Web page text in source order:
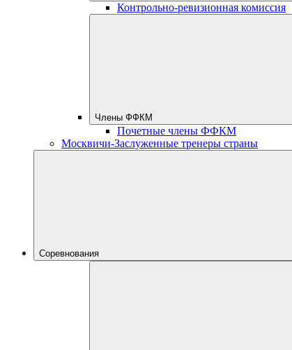
Контрольно-ревизионная комиссия
Члены ФФКМ
Почетные члены ФФКМ
Москвичи-Заслуженные тренеры страны
Соревнования